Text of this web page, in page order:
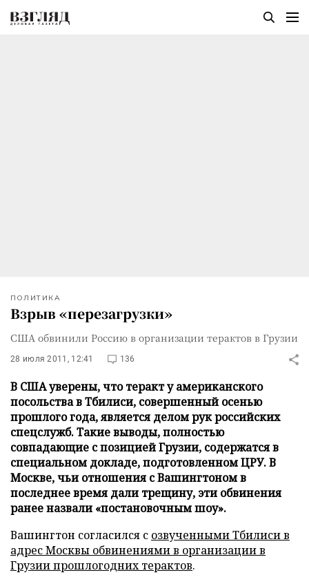
ПОЛИТИКА
Взрыв «перезагрузки»
США обвинили Россию в организации терактов в Грузии
28 июля 2011, 12:41 136
В США уверены, что теракт у американского
посольства в Тбилиси, совершенный осенью
прошлого года, является делом рук российских
спецслужб. Такие выводы, полностью
совпадающие с позицией Грузии, содержатся в
специальном докладе, подготовленном ЦРУ. В
Москве, чьи отношения с Вашингтоном в
последнее время дали трещину, эти обвинения
ранее назвали «постановочным шоу».
Вашингтон согласился с озвученными Тбилиси в
адрес Москвы обвинениями в организации в
Грузии прошлогодних терактов.